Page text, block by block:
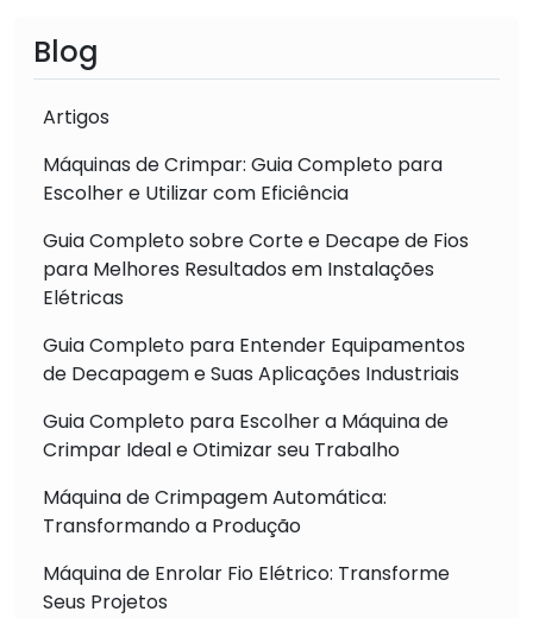
Blog
Artigos
Máquinas de Crimpar: Guia Completo para
Escolher e Utilizar com Eficiência
Guia Completo sobre Corte e Decape de Fios
para Melhores Resultados em Instalações
Elétricas
Guia Completo para Entender Equipamentos
de Decapagem e Suas Aplicações Industriais
Guia Completo para Escolher a Máquina de
Crimpar Ideal e Otimizar seu Trabalho
Máquina de Crimpagem Automática:
Transformando a Produção
Máquina de Enrolar Fio Elétrico: Transforme
Seus Projetos